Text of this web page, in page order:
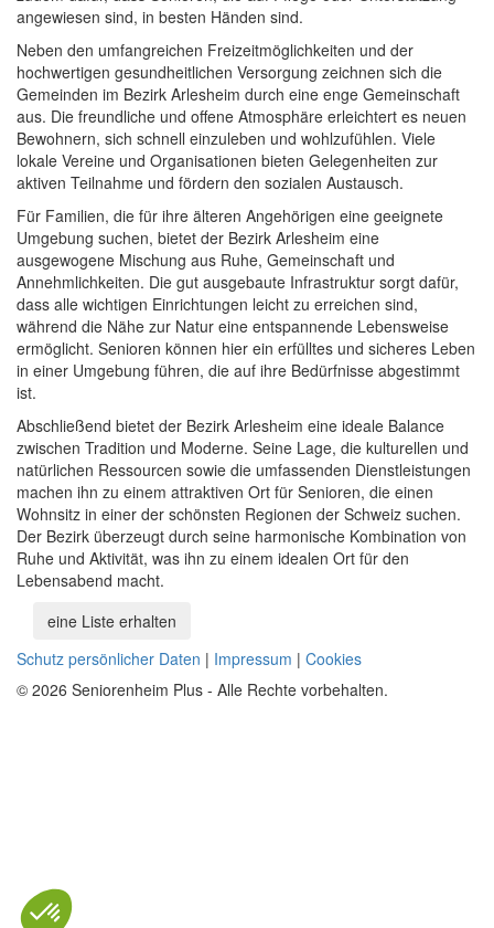
angewiesen sind, in besten Händen sind.
Neben den umfangreichen Freizeitmöglichkeiten und der
hochwertigen gesundheitlichen Versorgung zeichnen sich die
Gemeinden im Bezirk Arlesheim durch eine enge Gemeinschaft
aus. Die freundliche und offene Atmosphäre erleichtert es neuen
Bewohnern, sich schnell einzuleben und wohlzufühlen. Viele
lokale Vereine und Organisationen bieten Gelegenheiten zur
aktiven Teilnahme und fördern den sozialen Austausch.
Für Familien, die für ihre älteren Angehörigen eine geeignete
Umgebung suchen, bietet der Bezirk Arlesheim eine
ausgewogene Mischung aus Ruhe, Gemeinschaft und
Annehmlichkeiten. Die gut ausgebaute Infrastruktur sorgt dafür,
dass alle wichtigen Einrichtungen leicht zu erreichen sind,
während die Nähe zur Natur eine entspannende Lebensweise
ermöglicht. Senioren können hier ein erfülltes und sicheres Leben
in einer Umgebung führen, die auf ihre Bedürfnisse abgestimmt
ist.
Abschließend bietet der Bezirk Arlesheim eine ideale Balance
zwischen Tradition und Moderne. Seine Lage, die kulturellen und
natürlichen Ressourcen sowie die umfassenden Dienstleistungen
machen ihn zu einem attraktiven Ort für Senioren, die einen
Wohnsitz in einer der schönsten Regionen der Schweiz suchen.
Der Bezirk überzeugt durch seine harmonische Kombination von
Ruhe und Aktivität, was ihn zu einem idealen Ort für den
Lebensabend macht.
eine Liste erhalten
Schutz persönlicher Daten | Impressum | Cookies
© 2026 Seniorenheim Plus - Alle Rechte vorbehalten.